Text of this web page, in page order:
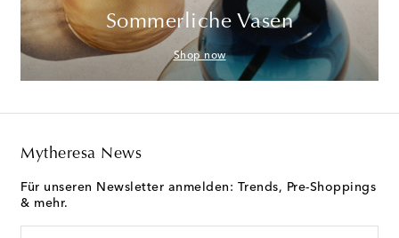
Sommerliche Vasen
Shop now
Mytheresa News
Für unseren Newsletter anmelden: Trends, Pre-Shoppings
& mehr.